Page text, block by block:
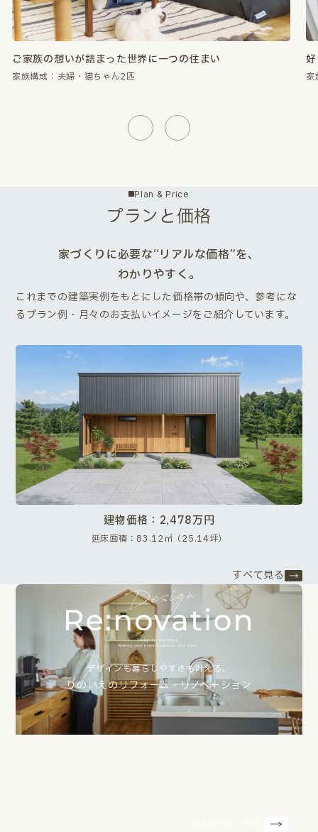
好きなものに囲まれて、心が満たされる暮らし。
家族構成：夫婦・猫ちゃん2匹 家
Plan & Price
プランと価格
家づくりに必要な“リアルな価格”を、
わかりやすく。
これまでの建築実例をもとにした価格帯の傾向や、参考にな
るプラン例・月々のお支払いイメージをご紹介しています。
建物価格：2,478万円
延床面積：83.12㎡（25.14坪）
すべて見る
デザインも暮らしやすさも叶える、
りのいえのリフォーム・リノベーション